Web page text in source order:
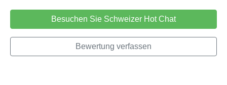
Besuchen Sie Schweizer Hot Chat
Bewertung verfassen